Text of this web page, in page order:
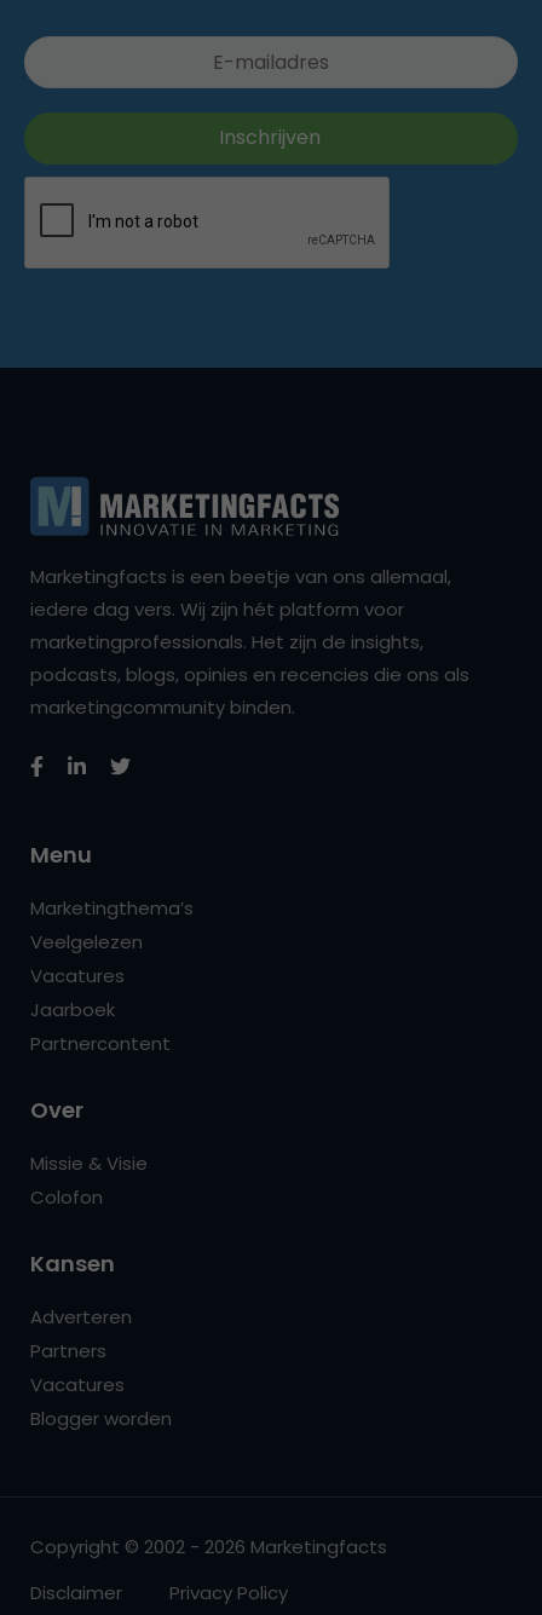
Marketingfacts is een beetje van ons allemaal,
iedere dag vers. Wij zijn hét platform voor
marketingprofessionals. Het zijn de insights,
podcasts, blogs, opinies en recencies die ons als
marketingcommunity binden.
Menu
Marketingthema’s
Veelgelezen
Vacatures
Jaarboek
Partnercontent
Over
Missie & Visie
Colofon
Kansen
Adverteren
Partners
Vacatures
Blogger worden
Copyright © 2002 - 2026 Marketingfacts
Disclaimer
Privacy Policy